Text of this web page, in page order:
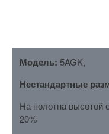
Модель: 5AGK,
Нестандартные
На полотна высотой
20%